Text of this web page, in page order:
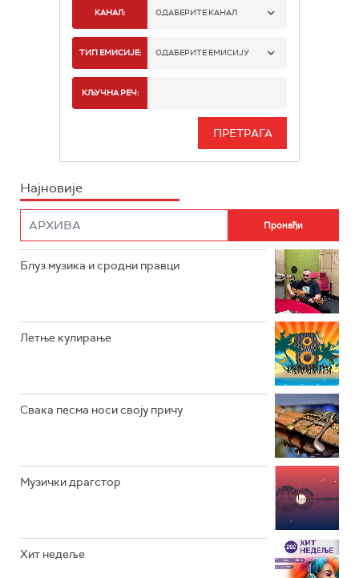
КАНАЛ: ОДАБЕРИТЕ КАНАЛ
РАДИО БЕОГРАД 1
РАДИО БЕОГРАД 3
РАДИО РОКЕНРОЛЕР
ТИП ЕМИСИЈЕ: ОДАБЕРИТЕ ЕМИСИЈУ
ИНФО
КЉУЧНА РЕЧ:
Најновије
Блуз музика и сродни правци
Летње кулирање
Свака песма носи своју причу
Музички драгстор
Хит недеље